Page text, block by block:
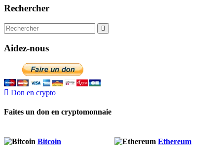
Rechercher
Aidez-nous
Don en crypto
Faites un don en cryptomonnaie
Bitcoin Ethereum